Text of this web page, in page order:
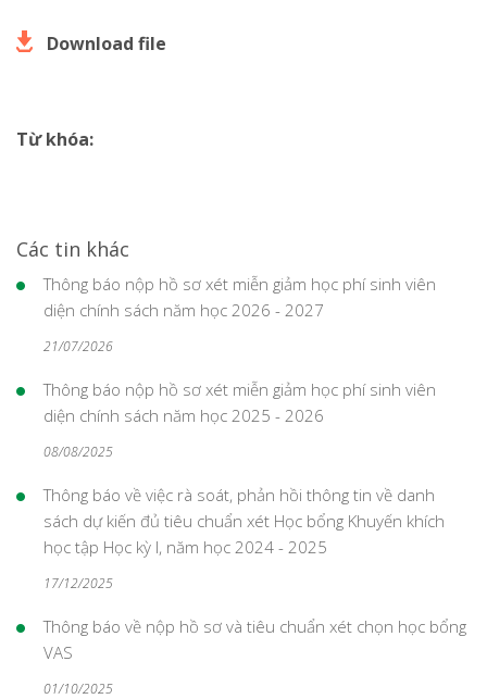
Download file
Từ khóa:
Các tin khác
Thông báo nộp hồ sơ xét miễn giảm học phí sinh viên
diện chính sách năm học 2026 - 2027
21/07/2026
Thông báo nộp hồ sơ xét miễn giảm học phí sinh viên
diện chính sách năm học 2025 - 2026
08/08/2025
Thông báo về việc rà soát, phản hồi thông tin về danh
sách dự kiến đủ tiêu chuẩn xét Học bổng Khuyến khích
học tập Học kỳ I, năm học 2024 - 2025
17/12/2025
Thông báo về nộp hồ sơ và tiêu chuẩn xét chọn học bổng
VAS
01/10/2025